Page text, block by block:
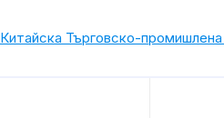
Търговско-промишлена